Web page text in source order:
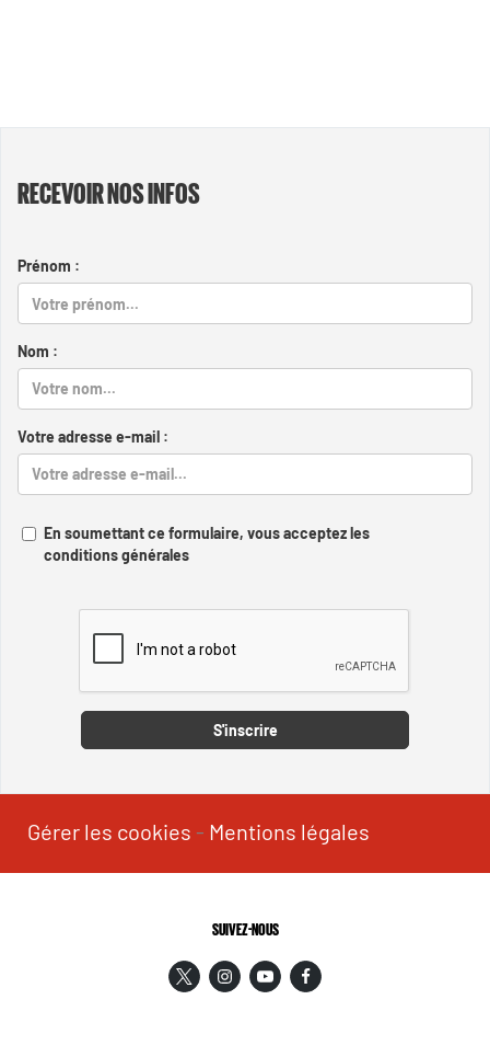
RECEVOIR NOS INFOS
Prénom :
Nom :
Votre adresse e-mail :
En soumettant ce formulaire, vous acceptez les
conditions générales
S'inscrire
Gérer les cookies - Mentions légales
SUIVEZ-NOUS